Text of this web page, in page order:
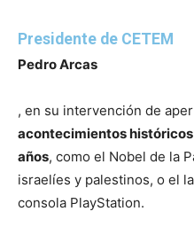
Presidente de CETEM
Pedro Arcas
, en su intervención de
acontecimientos
años, como el Nobel de la
israelíes y palestinos, o el
consola PlayStation.